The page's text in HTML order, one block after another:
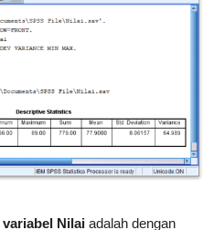
variabel Nilai adalah dengan